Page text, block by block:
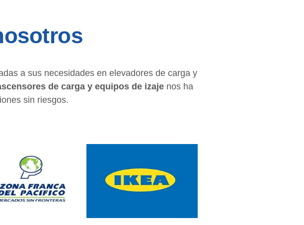
a sus necesidades en elevadores de carga y
de carga y equipos de izajenos ha
sin riesgos.